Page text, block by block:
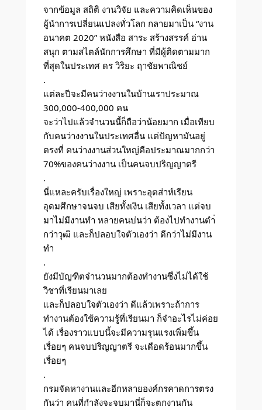
จากข้อมูล สถิติ งานวิจัย และความคิดเห็นของ
ผู้นำการเปลี่ยนแปลงทั่วโลก กลายมาเป็น “งาน
อนาคต 2020” หนังสือ สาระ สร้างสรรค์ อ่าน
สนุก ตามสไตล์นักการศึกษา ที่มีผู้ติดตามมาก
ที่สุดในประเทศ ดร วิริยะ ฤาชัยพาณิชย์
.
แต่ละปีจะมีคนว่างงานในบ้านเราประมาณ
300,000-400,000 คน
จะว่าไปแล้วจำนวนนี้ก็ถือว่าน้อยมาก เมื่อเทียบ
กับคนว่างงานในประเทศอื่น แต่ปัญหามันอยู่
ตรงที่ คนว่างงานส่วนใหญ่คือประมาณมากกว่า
70%ของคนว่างงาน เป็นคนจบปริญญาตรี
.
นี่แหละครับเรื่องใหญ่ เพราะอุตส่าห์เรียน
อุดมศึกษาจนจบ เสียทั้งเงิน เสียทั้งเวลา แต่จบ
มาไม่มีงานทำ หลายคนบ่นว่า ต้องไปทำงานตำ่
กว่าวุฒิ และก็ปลอบใจตัวเองว่า ดีกว่าไม่มีงาน
ทำ
.
ยังมีบัญฑิตจำนวนมากต้องทำงานซึ่งไม่ได้ใช้
วิชาที่เรียนมาเลย
และก็ปลอบใจตัวเองว่า ดีแล้วเพราะถ้าการ
ทำงานต้องใช้ความรู้ที่เรียนมา ก็จำอะไรไม่ค่อย
ได้ เรื่องราวแบบนี้จะมีความรุนแรงเพิ่มขึ้น
เรื่อยๆ คนจบปริญญาตรี จะเดือดร้อนมากขึ้น
เรื่อยๆ
.
กรมจัดหางานและอีกหลายองค์กรคาดการตรง
กันว่า คนที่กำลังจะจบมานี่ก็จะตกงานกัน